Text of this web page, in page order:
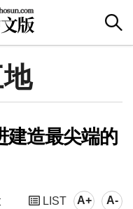
造最尖端的
LIST A+ A-